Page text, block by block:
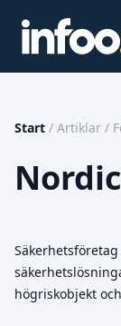
Start / Artiklar /
högriskobjekt